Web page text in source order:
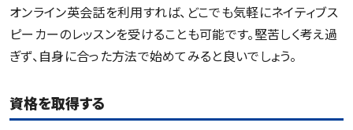
オンライン英会話を利用すれば、どこでも気軽にネイティブス
ピーカーのレッスンを受けることも可能です。堅苦しく考え過
ぎず、自身に合った方法で始めてみると良いでしょう。
資格を取得する